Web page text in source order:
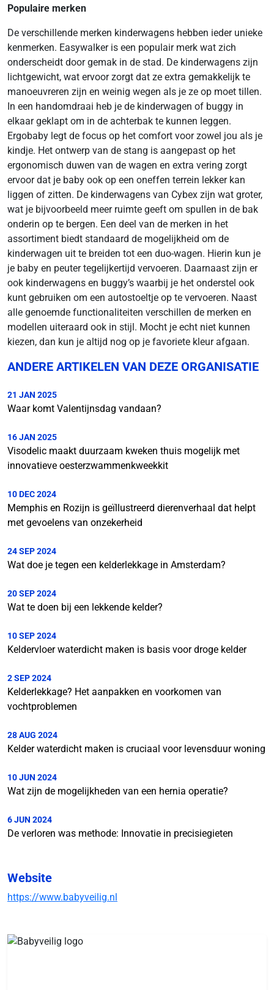
Populaire merken
De verschillende merken kinderwagens hebben ieder unieke
kenmerken. Easywalker is een populair merk wat zich
onderscheidt door gemak in de stad. De kinderwagens zijn
lichtgewicht, wat ervoor zorgt dat ze extra gemakkelijk te
manoeuvreren zijn en weinig wegen als je ze op moet tillen.
In een handomdraai heb je de kinderwagen of buggy in
elkaar geklapt om in de achterbak te kunnen leggen.
Ergobaby legt de focus op het comfort voor zowel jou als je
kindje. Het ontwerp van de stang is aangepast op het
ergonomisch duwen van de wagen en extra vering zorgt
ervoor dat je baby ook op een oneffen terrein lekker kan
liggen of zitten. De kinderwagens van Cybex zijn wat groter,
wat je bijvoorbeeld meer ruimte geeft om spullen in de bak
onderin op te bergen. Een deel van de merken in het
assortiment biedt standaard de mogelijkheid om de
kinderwagen uit te breiden tot een duo-wagen. Hierin kun je
je baby en peuter tegelijkertijd vervoeren. Daarnaast zijn er
ook kinderwagens en buggy’s waarbij je het onderstel ook
kunt gebruiken om een autostoeltje op te vervoeren. Naast
alle genoemde functionaliteiten verschillen de merken en
modellen uiteraard ook in stijl. Mocht je echt niet kunnen
kiezen, dan kun je altijd nog op je favoriete kleur afgaan.
ANDERE ARTIKELEN VAN DEZE ORGANISATIE
21 JAN 2025
Waar komt Valentijnsdag vandaan?
16 JAN 2025
Visodelic maakt duurzaam kweken thuis mogelijk met
innovatieve oesterzwammenkweekkit
10 DEC 2024
Memphis en Rozijn is geïllustreerd dierenverhaal dat helpt
met gevoelens van onzekerheid
24 SEP 2024
Wat doe je tegen een kelderlekkage in Amsterdam?
20 SEP 2024
Wat te doen bij een lekkende kelder?
10 SEP 2024
Keldervloer waterdicht maken is basis voor droge kelder
2 SEP 2024
Kelderlekkage? Het aanpakken en voorkomen van
vochtproblemen
28 AUG 2024
Kelder waterdicht maken is cruciaal voor levensduur woning
10 JUN 2024
Wat zijn de mogelijkheden van een hernia operatie?
6 JUN 2024
De verloren was methode: Innovatie in precisiegieten
Website
https://www.babyveilig.nl